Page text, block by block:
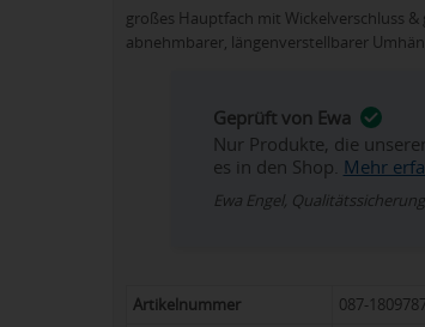
großes Hauptfach mit Wickelverschluss
abnehmbarer, längenverstellbarer
Geprüft von Ewa
Nur Produkte, die
es in den Shop. Mehr
Ewa Engel, Qualitätssicherung
Artikelnummer
087-